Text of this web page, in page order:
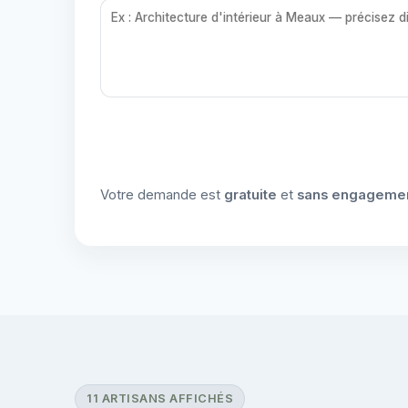
Votre demande est gratuite et sans
11 ARTISANS AFFICHÉS